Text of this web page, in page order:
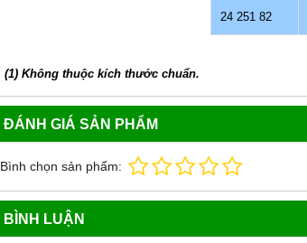
24 251 82
(1) Không thuộc kích thước chuẩn.
ĐÁNH GIÁ SẢN PHẨM
Bình chọn sản phẩm:
BÌNH LUẬN